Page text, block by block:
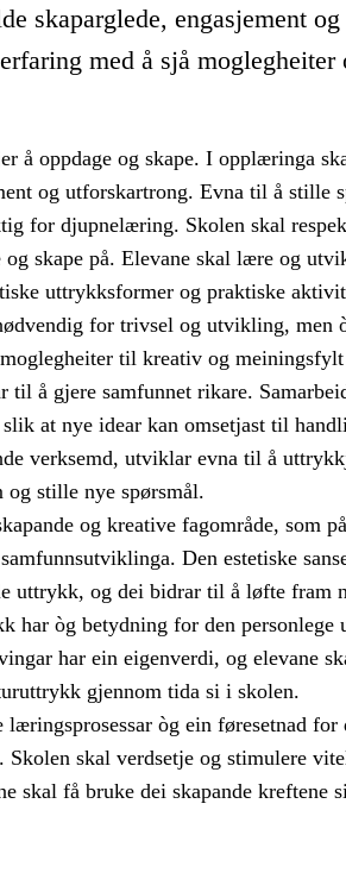
skaparglede, engasjement og
med å sjå moglegheiter
å oppdage og skape. I opplæringa
og utforskartrong. Evna til å stille
for djupnelæring. Skolen skal
skape på. Elevane skal lære og
uttrykksformer og praktiske
for trivsel og utvikling, men
til kreativ og
til å gjere samfunnet rikare.
at nye idear kan omsetjast til
verksemd, utviklar evna til å
stille nye spørsmål.
og kreative fagområde, som
Den estetiske
uttrykk, og dei bidrar til å løfte fram
har òg betydning for den personlege
har ein eigenverdi, og elevane
gjennom tida si i skolen.
òg ein føresetnad for
skal verdsetje og stimulere
skal få bruke dei skapande kreftene